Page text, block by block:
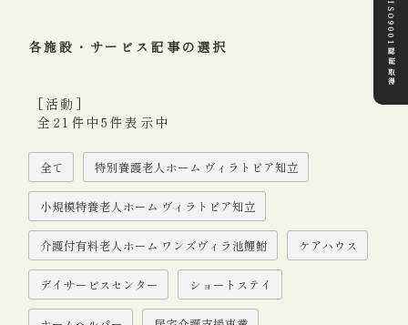
ISO9001認証取得
各施設・サービス記事の選択
全て 特別養護老人ホーム ヴィラトピア知立
小規模特養老人ホーム ヴィラトピア知立
介護付有料老人ホーム ワンズヴィラ池鯉鮒 ケアハウス
デイサービスセンター ショートステイ
[活動]
全21件中5件表示中